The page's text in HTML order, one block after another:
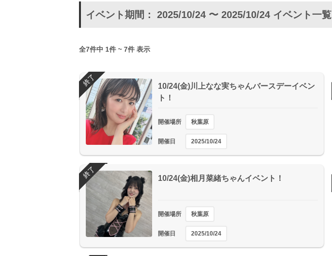
イベント期間： 2025/10/24 〜 2025/10/24 イベント一覧
全7件中 1件 ~ 7件 表示
10/24(金)川上なな実ちゃんバースデーイベン
ト！
開催場所 秋葉原
開催日 2025/10/24
終了
10/24(金)相月菜緒ちゃんイベント！
開催場所 秋葉原
開催日 2025/10/24
終了